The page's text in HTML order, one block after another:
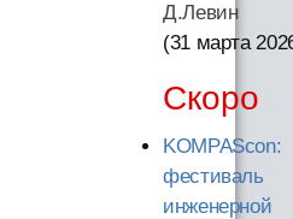
Д.Левин
(31 марта
Скоро
KOMPAScon:
фестиваль
инженерной